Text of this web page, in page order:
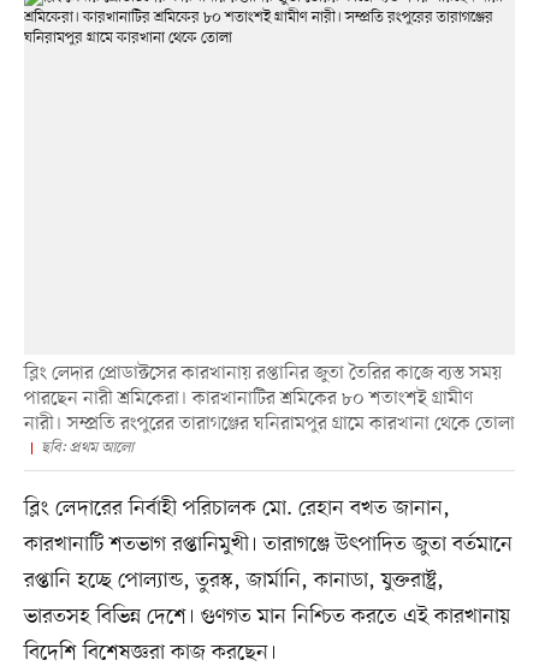
ব্লিং লেদার প্রোডাক্টসের কারখানায় রপ্তানির জুতা তৈরির কাজে ব্যস্ত সময়
পারছেন নারী শ্রমিকেরা। কারখানাটির শ্রমিকের ৮০ শতাংশই গ্রামীণ
নারী। সম্প্রতি রংপুরের তারাগঞ্জের ঘনিরামপুর গ্রামে কারখানা থেকে তোলা
ছবি: প্রথম আলো
ব্লিং লেদারের নির্বাহী পরিচালক মো. রেহান বখত জানান,
কারখানাটি শতভাগ রপ্তানিমুখী। তারাগঞ্জে উৎপাদিত জুতা বর্তমানে
রপ্তানি হচ্ছে পোল্যান্ড, তুরস্ক, জার্মানি, কানাডা, যুক্তরাষ্ট্র,
ভারতসহ বিভিন্ন দেশে। গুণগত মান নিশ্চিত করতে এই কারখানায়
বিদেশি বিশেষজ্ঞরা কাজ করছেন।